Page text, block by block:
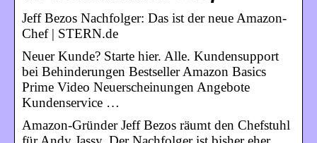
Jeff Bezos Nachfolger: Das ist der neue Amazon-
Chef | STERN.de
Neuer Kunde? Starte hier. Alle. Kundensupport
bei Behinderungen Bestseller Amazon Basics
Prime Video Neuerscheinungen Angebote
Kundenservice …
Amazon-Gründer Jeff Bezos räumt den Chefstuhl